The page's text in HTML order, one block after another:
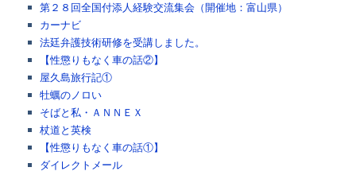
第２８回全国付添人経験交流集会（開催地：富山県）
カーナビ
法廷弁護技術研修を受講しました。
【性懲りもなく車の話②】
屋久島旅行記①
牡蠣のノロい
そばと私・ＡＮＮＥＸ
杖道と英検
【性懲りもなく車の話①】
ダイレクトメール